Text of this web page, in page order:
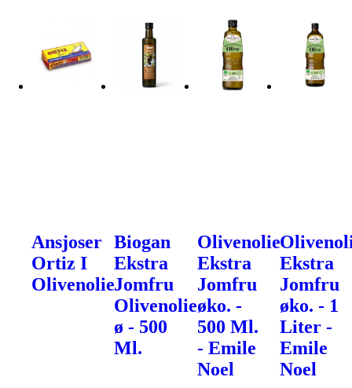
Ansjoser
Ortiz I
Olivenolie
Biogan
Ekstra
Jomfru
Olivenolie
ø - 500
Ml.
Olivenolie
Ekstra
Jomfru
øko. -
500 Ml.
- Emile
Noel
Ekstra
Jomfru
øko. - 1
Liter -
Emile
Noel